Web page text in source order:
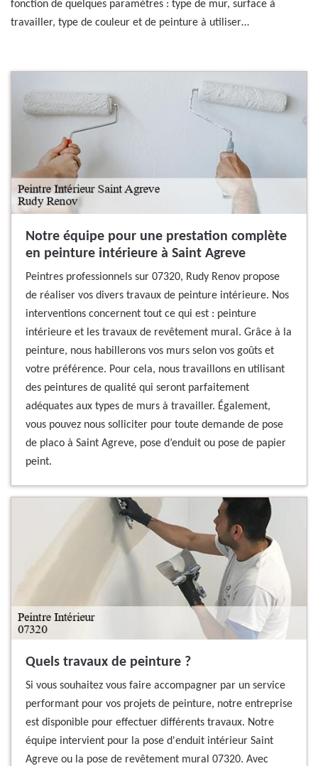
fonction de quelques paramètres : type de mur, surface à
travailler, type de couleur et de peinture à utiliser…
Notre équipe pour une prestation complète
en peinture intérieure à Saint Agreve
Peintres professionnels sur 07320, Rudy Renov propose
de réaliser vos divers travaux de peinture intérieure. Nos
interventions concernent tout ce qui est : peinture
intérieure et les travaux de revêtement mural. Grâce à la
peinture, nous habillerons vos murs selon vos goûts et
votre préférence. Pour cela, nous travaillons en utilisant
des peintures de qualité qui seront parfaitement
adéquates aux types de murs à travailler. Également,
vous pouvez nous solliciter pour toute demande de pose
de placo à Saint Agreve, pose d’enduit ou pose de papier
peint.
Quels travaux de peinture ?
Si vous souhaitez vous faire accompagner par un service
performant pour vos projets de peinture, notre entreprise
est disponible pour effectuer différents travaux. Notre
équipe intervient pour la pose d'enduit intérieur Saint
Agreve ou la pose de revêtement mural 07320. Avec